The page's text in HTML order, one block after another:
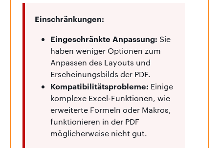
Einschränkungen:
Eingeschränkte Anpassung: Sie
haben weniger Optionen zum
Anpassen des Layouts und
Erscheinungsbilds der PDF.
Kompatibilitätsprobleme: Einige
komplexe Excel-Funktionen, wie
erweiterte Formeln oder Makros,
funktionieren in der PDF
möglicherweise nicht gut.